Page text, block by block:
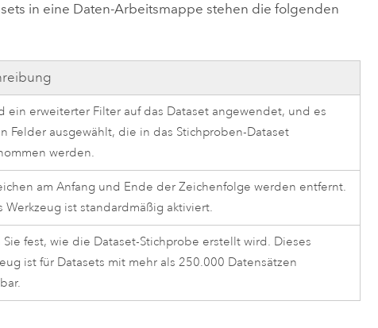
in eine Daten-Arbeitsmappe stehen die folgenden
ein erweiterter Filter auf das Dataset angewendet, und es
Felder ausgewählt, die in das Stichproben-Dataset
werden.
am Anfang und Ende der Zeichenfolge werden entfernt.
Werkzeug ist standardmäßig aktiviert.
Sie fest, wie die Dataset-Stichprobe erstellt wird. Dieses
ist für Datasets mit mehr als 250.000 Datensätzen